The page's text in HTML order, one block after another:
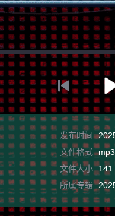
发布时间
文件格式 mp3
文件大小
所属专辑